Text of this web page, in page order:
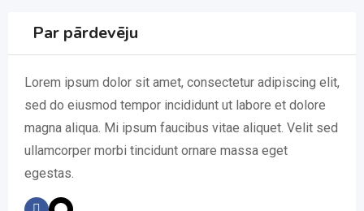
Par pārdevēju
Lorem ipsum dolor sit amet, consectetur adipiscing elit,
sed do eiusmod tempor incididunt ut labore et dolore
magna aliqua. Mi ipsum faucibus vitae aliquet. Velit sed
ullamcorper morbi tincidunt ornare massa eget
egestas.